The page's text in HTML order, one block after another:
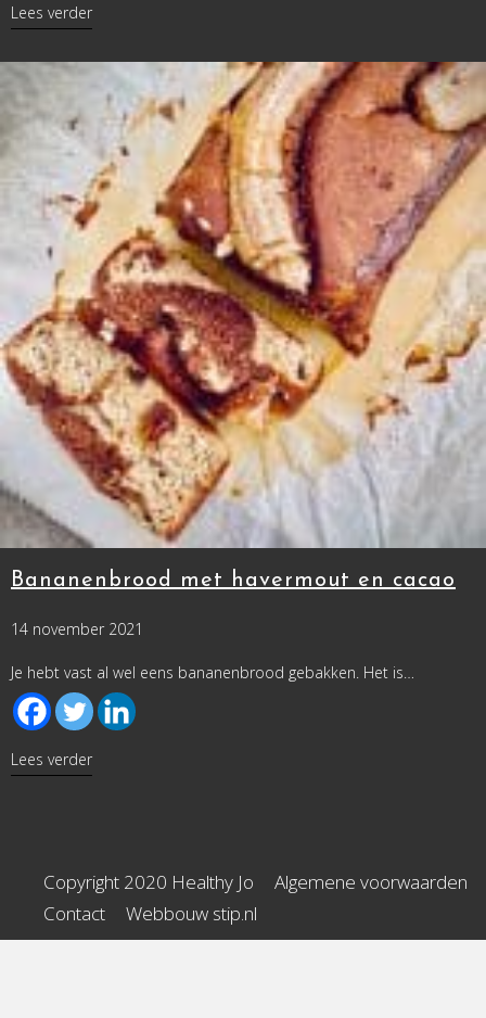
Lees verderabout Broodpudding
Bananenbrood met havermout en cacao
14 november 2021
Je hebt vast al wel eens bananenbrood gebakken. Het is…
Lees verderabout Bananenbrood met havermout en cacao
Copyright 2020 Healthy Jo
Algemene voorwaarden
Contact
Webbouw stip.nl